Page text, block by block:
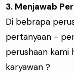
3. Menjawab
Di bebrapa
pertanyaan -
perushaan kami
karyawan ?